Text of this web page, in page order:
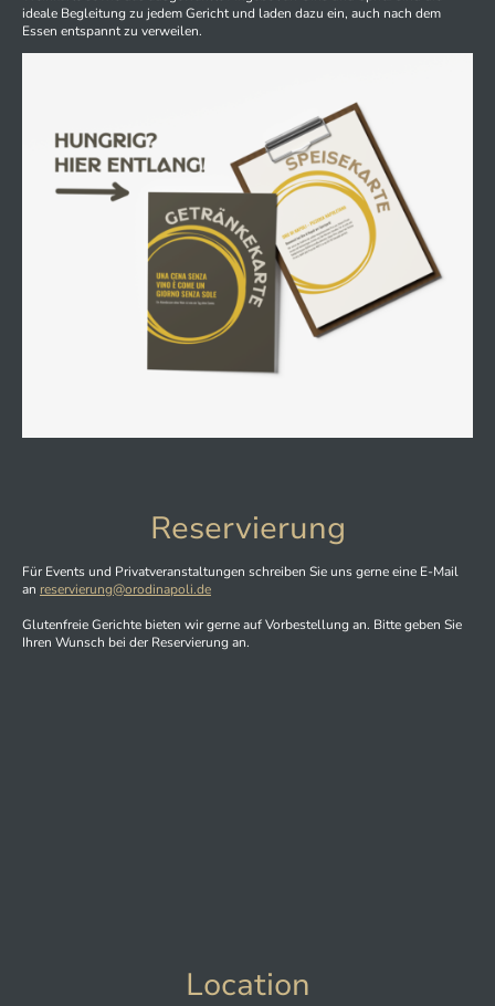
ideale Begleitung zu jedem Gericht und laden dazu ein, auch nach dem
Essen entspannt zu verweilen.
Reservierung
Für Events und Privatveranstaltungen schreiben Sie uns gerne eine E-Mail
an reservierung@orodinapoli.de
Glutenfreie Gerichte bieten wir gerne auf Vorbestellung an. Bitte geben Sie
Ihren Wunsch bei der Reservierung an.
Location